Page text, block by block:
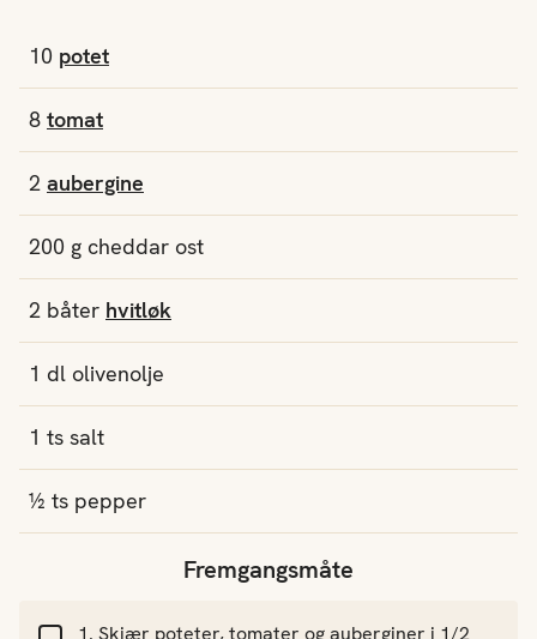
10 potet
8 tomat
2 aubergine
200 g cheddar ost
2 båter hvitløk
1 dl olivenolje
1 ts salt
½ ts pepper
Fremgangsmåte
Skjær poteter, tomater og auberginer i 1/2